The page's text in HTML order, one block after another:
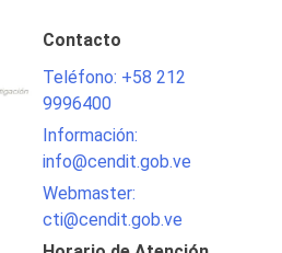
Contacto
Teléfono: +58 212
9996400
Información:
info@cendit.gob.ve
Webmaster:
cti@cendit.gob.ve